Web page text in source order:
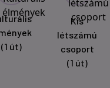
(1 út)
Kis
létszámú
csoport
(1 út)